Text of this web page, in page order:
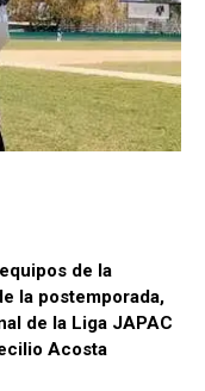
de la
la postemporada,
de la Liga JAPAC
Acosta